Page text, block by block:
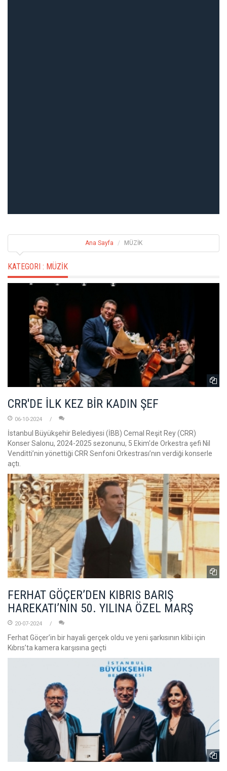
Ana Sayfa MÜZİK
KATEGORI : MÜZİK
CRR'DE İLK KEZ BİR KADIN ŞEF
06-10-2024
İstanbul Büyükşehir Belediyesi (İBB) Cemal Reşit Rey (CRR)
Konser Salonu, 2024-2025 sezonunu, 5 Ekim'de Orkestra şefi Nil
Venditti’nin yönettiği CRR Senfoni Orkestrası’nın verdiği konserle
açtı.
FERHAT GÖÇER’DEN KIBRIS BARIŞ
HAREKATI’NIN 50. YILINA ÖZEL MARŞ
20-07-2024
Ferhat Göçer’in bir hayali gerçek oldu ve yeni şarkısının klibi için
Kıbrıs’ta kamera karşısına geçti